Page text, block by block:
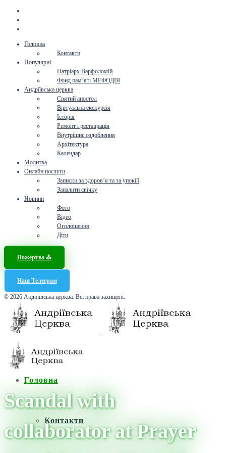
Головна
Контакти
Популярні
Патріарх Варфоломій
Фонд пам’яті МЕФОДІЯ
Андріївська церква
Святий апостол
Віртуальна екскурсія
Історія
Ремонт і реставрація
Внутрішнє оздоблення
Архітектура
Календар
Молитва
Онлайн послуги
Записки за здоров’я та за упокій
Запалити свічку
Новини
Фото
Відео
Оголошення
Діти
Пожертва ⛪️
Наш Телеграм
© 2026 Андріївська церква. Всі права захищені.
Головна
Контакти
Scandal with
collaborator at Prayer